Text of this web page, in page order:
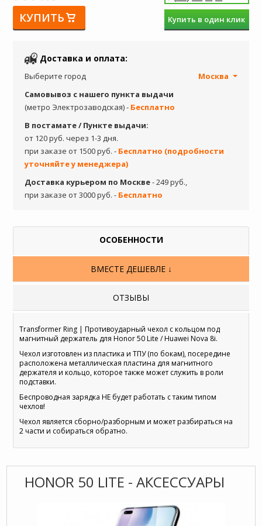
КУПИТЬ Купить в один клик
Доставка и оплата:
Выберите город
Москва
Самовывоз с нашего пункта выдачи
(метро Электрозаводская) - Бесплатно
В постамате / Пункте выдачи:
от 120 руб. через 1-3 дня.
при заказе от 1500 руб. - Бесплатно (подробности
уточняйте у менеджера)
Доставка курьером по Москве- 249 руб.,
при заказе от 3000 руб. - Бесплатно
ОСОБЕННОСТИ
ВМЕСТЕ ДЕШЕВЛЕ ↓
ОТЗЫВЫ
Transformer Ring | Противоударный чехол с кольцом под
магнитный держатель для Honor 50 Lite / Huawei Nova 8i.
Чехол изготовлен из пластика и ТПУ (по бокам), посередине
расположена металлическая пластина для магнитного
держателя и кольцо, которое также может служить в роли
подставки.
Беспроводная зарядка НЕ будет работать с таким типом
чехлов!
Чехол является сборно/разборным и может разбираться на
2 части и собираться обратно.
HONOR 50 LITE - АКСЕССУАРЫ